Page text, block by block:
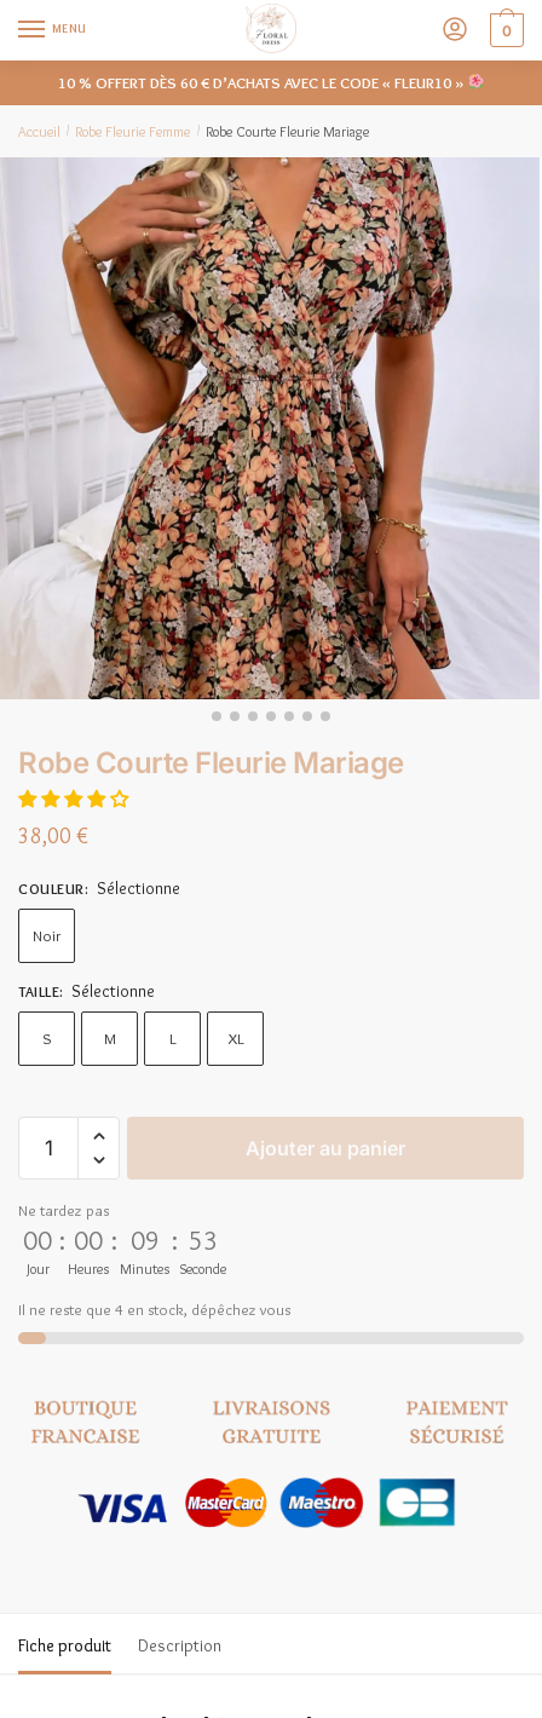
MENU 0
10 % OFFERT DÈS 60 € D’ACHATS AVEC LE CODE « FLEUR10 »
Accueil / Robe Fleurie Femme / Robe Courte Fleurie Mariage
Robe Courte Fleurie Mariage
38,00 €
COULEUR: Sélectionne
Noir
TAILLE: Sélectionne
S M L XL
Ajouter au panier
Ne tardez pas
00
Jour
: 00
Heures
: 09
Minutes
: 52
Seconde
Il ne reste que 4 en stock, dépêchez vous
Fiche produit Description